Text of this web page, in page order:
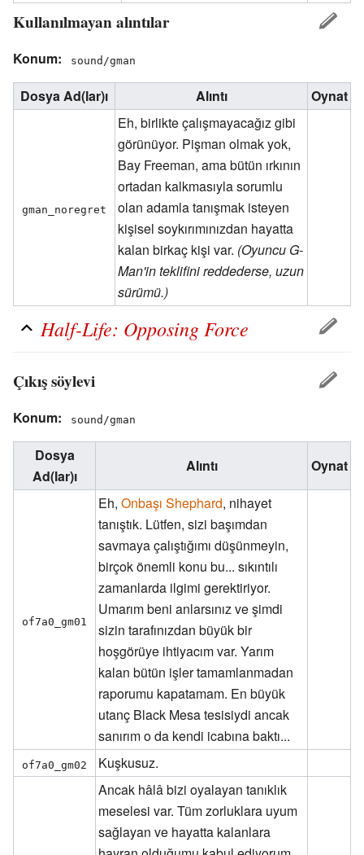
Kullanılmayan alıntılar
Konum: sound/gman
Dosya Ad(lar)ı Alıntı Oynat
gman_noregret
Eh, birlikte çalışmayacağız gibi
görünüyor. Pişman olmak yok,
Bay Freeman, ama bütün ırkının
ortadan kalkmasıyla sorumlu
olan adamla tanışmak isteyen
kişisel soykırımınızdan hayatta
kalan birkaç kişi var. (Oyuncu G-
Man'in teklifini reddederse, uzun
sürümü.)
Half-Life: Opposing Force
Çıkış söylevi
Konum: sound/gman
Dosya
Ad(lar)ı
Alıntı Oynat
of7a0_gm01
Eh,Onbaşı Shephard, nihayet
tanıştık. Lütfen, sizi başımdan
savmaya çalıştığımı düşünmeyin,
birçok önemli konu bu... sıkıntılı
zamanlarda ilgimi gerektiriyor.
Umarım beni anlarsınız ve şimdi
sizin tarafınızdan büyük bir
hoşgörüye ihtiyacım var. Yarım
kalan bütün işler tamamlanmadan
raporumu kapatamam. En büyük
utanç Black Mesa tesisiydi ancak
sanırım o da kendi icabına baktı...
of7a0_gm02
Kuşkusuz.
Ancak hâlâ bizi oyalayan tanıklık
meselesi var. Tüm zorluklara uyum
sağlayan ve hayatta kalanlara